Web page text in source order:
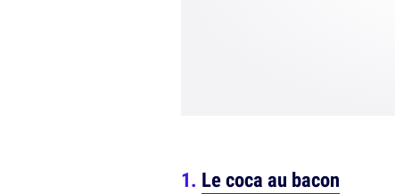
Le coca au bacon